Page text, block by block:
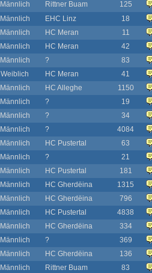
Männlich Rittner Buam
125
Männlich EHC Linz
18
Männlich HC Meran
11
Männlich HC Meran
42
Männlich ?
83
Weiblich HC Meran
41
Männlich HC Alleghe
1150
Männlich ?
19
Männlich ?
34
Männlich ?
4084
Männlich HC Pustertal
63
Männlich ?
21
Männlich HC Pustertal
181
Männlich HC Gherdëina
1315
Männlich HC Gherdëina
796
Männlich HC Pustertal
4838
Männlich HC Gherdëina
334
Männlich ?
369
Männlich HC Gherdëina
136
Männlich Rittner Buam 83